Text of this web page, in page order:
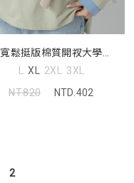
寬鬆挺版棉質開衩大學
TEE(unisex)
L XL 2XL 3XL
NT.820
NTD.402
2